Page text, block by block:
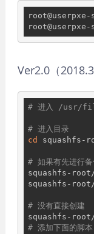
Ver2.0（
# 进入 /usr/
# 进入目录
cd
squashfs-
# 如果有先进行备
squashfs-
squashfs-
# 没有直接创建
squashfs-
# 添加下面的脚本